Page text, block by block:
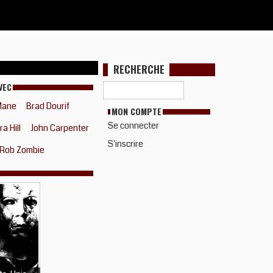
Brad Dourif
Hill
John Carpenter
Rob Zombie
RECHERCHE
MON COMPTE
Se connecter
S'inscrire